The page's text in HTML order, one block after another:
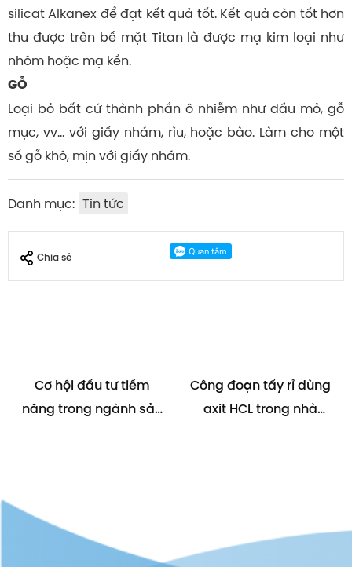
silicat Alkanex để đạt kết quả tốt. Kết quả còn tốt hơn
thu được trên bề mặt Titan là được mạ kim loại như
nhôm hoặc mạ kền.
GỖ
Loại bỏ bất cứ thành phần ô nhiễm như dầu mỏ, gỗ
mục, vv… với giấy nhám, rìu, hoặc bào. Làm cho một
số gỗ khô, mịn với giấy nhám.
Danh mục: Tin tức
Chia sẻ
Cơ hội đầu tư tiềm
năng trong ngành sản
Công đoạn tẩy rỉ dùng
axit HCL trong nhà